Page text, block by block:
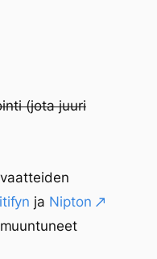
(jota juuri
ja Nipton